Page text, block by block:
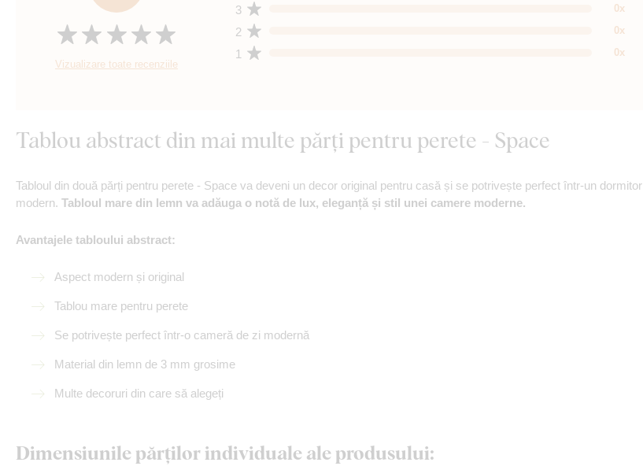
Vizualizare toate recenziile
1 0x
2 0x
3 0x
Tablou abstract din mai multe părți pentru perete - Space
Tabloul din două părți pentru perete - Space va deveni un decor original pentru casă și se potrivește perfect într-un dormitor
modern. Tabloul mare din lemn va adăuga o notă de lux, eleganță și stil unei camere moderne.
Avantajele tabloului abstract:
Aspect modern și original
Tablou mare pentru perete
Se potrivește perfect într-o cameră de zi modernă
Material din lemn de 3 mm grosime
Multe decoruri din care să alegeți
Dimensiunile părților individuale ale produsului: